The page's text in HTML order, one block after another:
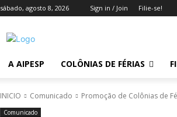
sábado, agosto 8, 2026 Sign in / Join Filie-se!
A AIPESP COLÔNIAS DE FÉRIAS
INICIO Comunicado Promoção de Colônias de
Comunicado